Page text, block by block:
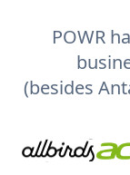
POWR
(besides